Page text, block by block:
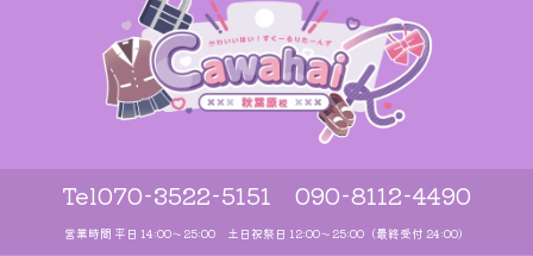
Tel070-3522-5151 090-8112-4490
営業時間 平日 14:00〜25:00 土日祝祭日 12:00〜25:00（最終受付 24:00）